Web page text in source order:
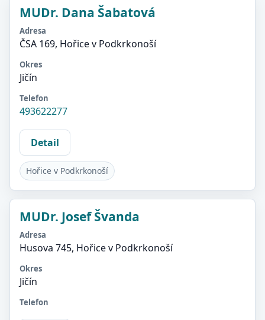
MUDr. Dana Šabatová
Adresa
ČSA 169, Hořice v Podkrkonoší
Okres
Jičín
Telefon
493622277
Detail
Hořice v Podkrkonoší
MUDr. Josef Švanda
Adresa
Husova 745, Hořice v Podkrkonoší
Okres
Jičín
Telefon